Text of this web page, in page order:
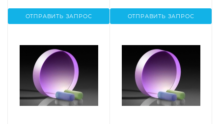
ОТПРАВИТЬ ЗАПРОС ОТПРАВИТЬ ЗАПРОС